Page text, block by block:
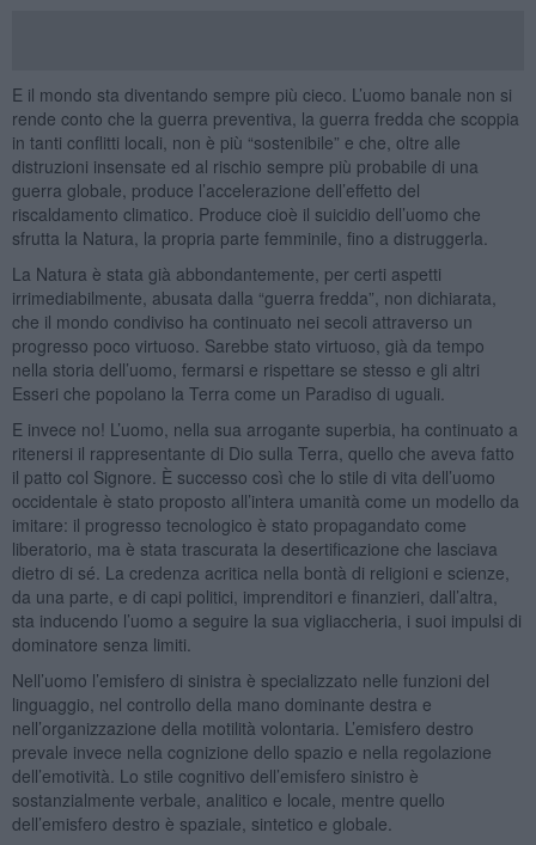
E il mondo sta diventando sempre più cieco. L’uomo banale non si
rende conto che la guerra preventiva, la guerra fredda che scoppia
in tanti conflitti locali, non è più “sostenibile” e che, oltre alle
distruzioni insensate ed al rischio sempre più probabile di una
guerra globale, produce l’accelerazione dell’effetto del
riscaldamento climatico. Produce cioè il suicidio dell’uomo che
sfrutta la Natura, la propria parte femminile, fino a distruggerla.
La Natura è stata già abbondantemente, per certi aspetti
irrimediabilmente, abusata dalla “guerra fredda”, non dichiarata,
che il mondo condiviso ha continuato nei secoli attraverso un
progresso poco virtuoso. Sarebbe stato virtuoso, già da tempo
nella storia dell’uomo, fermarsi e rispettare se stesso e gli altri
Esseri che popolano la Terra come un Paradiso di uguali.
E invece no! L’uomo, nella sua arrogante superbia, ha continuato a
ritenersi il rappresentante di Dio sulla Terra, quello che aveva fatto
il patto col Signore. È successo così che lo stile di vita dell’uomo
occidentale è stato proposto all’intera umanità come un modello da
imitare: il progresso tecnologico è stato propagandato come
liberatorio, ma è stata trascurata la desertificazione che lasciava
dietro di sé. La credenza acritica nella bontà di religioni e scienze,
da una parte, e di capi politici, imprenditori e finanzieri, dall’altra,
sta inducendo l’uomo a seguire la sua vigliaccheria, i suoi impulsi di
dominatore senza limiti.
Nell’uomo l’emisfero di sinistra è specializzato nelle funzioni del
linguaggio, nel controllo della mano dominante destra e
nell’organizzazione della motilità volontaria. L’emisfero destro
prevale invece nella cognizione dello spazio e nella regolazione
dell’emotività. Lo stile cognitivo dell’emisfero sinistro è
sostanzialmente verbale, analitico e locale, mentre quello
dell’emisfero destro è spaziale, sintetico e globale.